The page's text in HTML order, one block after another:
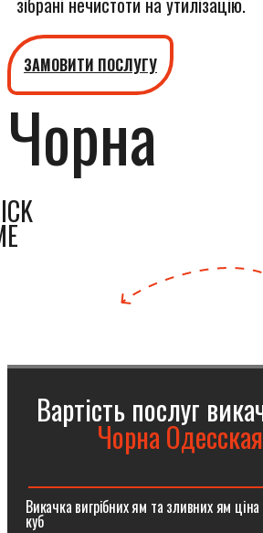
ЗАМОВИТИ ПОСЛУГУ
Чорна
Вартість послуг
Чорна
Викачка вигрібних ям та зливних ям
куб